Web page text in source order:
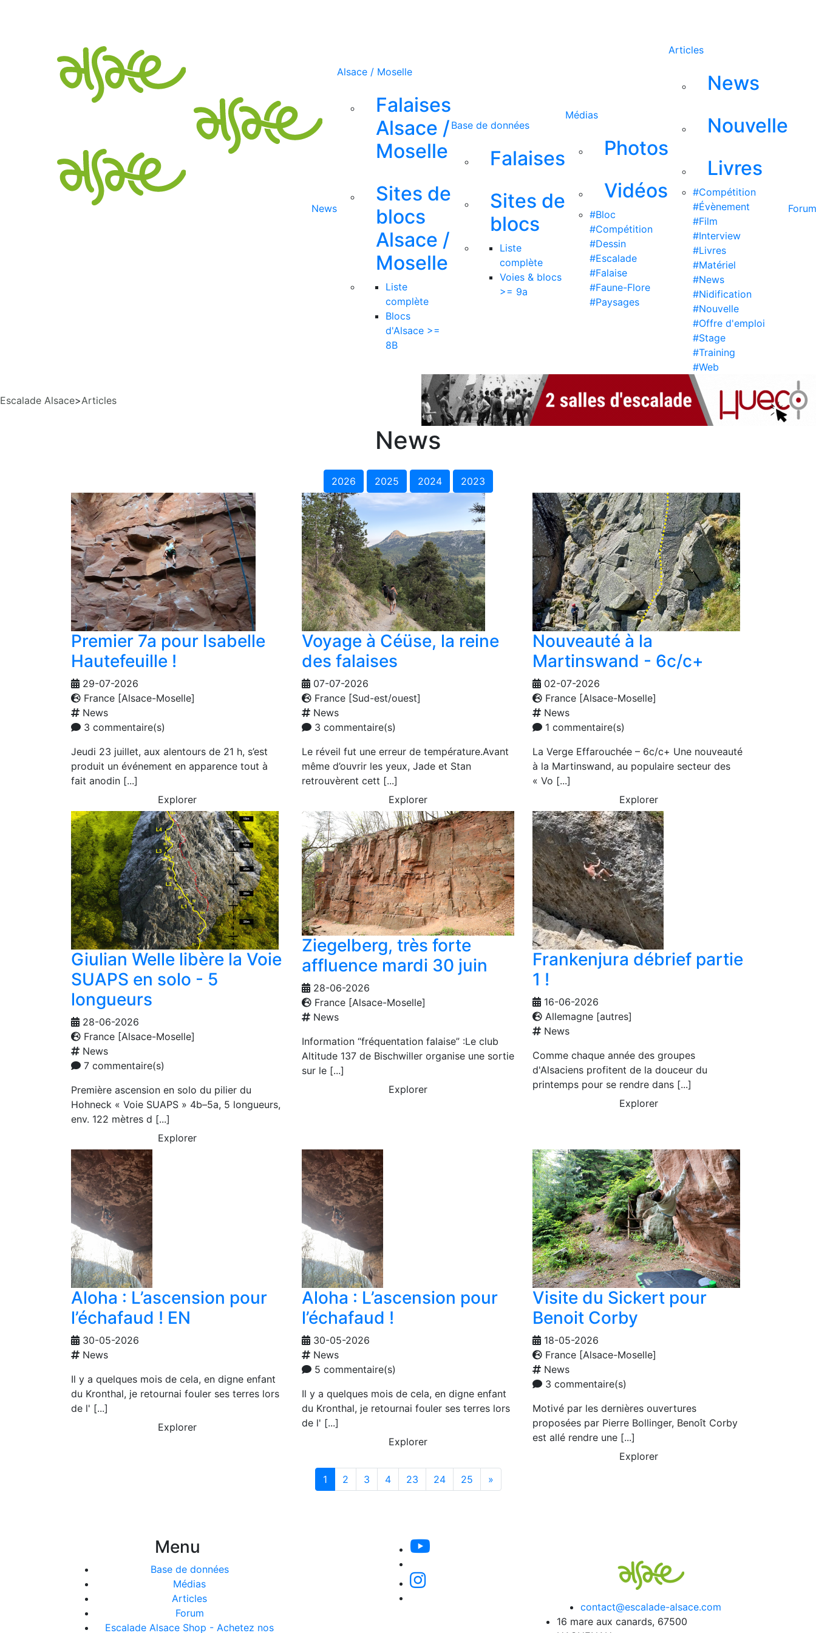
News
Alsace / Moselle
Falaises
Alsace /
Moselle
Sites de
blocs
Alsace /
Moselle
Liste
complète
Blocs
d'Alsace >=
8B
Base de données
Falaises
Sites de
blocs
Liste
complète
Voies & blocs
>= 9a
Médias
Photos
Vidéos
#Bloc
#Compétition
#Dessin
#Escalade
#Falaise
#Faune-Flore
#Paysages
Articles
News
Nouvelle
Livres
#Compétition
#Évènement
#Film
#Interview
#Livres
#Matériel
#News
#Nidification
#Nouvelle
#Offre d'emploi
#Stage
#Training
#Web
Forum
Escalade Alsace>Articles
News
2026 2025 2024 2023
Premier 7a pour Isabelle
Hautefeuille !
29-07-2026
France [Alsace-Moselle]
News
3 commentaire(s)
Jeudi 23 juillet, aux alentours de 21 h, s’est
produit un événement en apparence tout à
fait anodin [...]
Explorer
Voyage à Céüse, la reine
des falaises
07-07-2026
France [Sud-est/ouest]
News
3 commentaire(s)
Le réveil fut une erreur de température.Avant
même d’ouvrir les yeux, Jade et Stan
retrouvèrent cett [...]
Explorer
Nouveauté à la
Martinswand - 6c/c+
02-07-2026
France [Alsace-Moselle]
News
1 commentaire(s)
La Verge Effarouchée – 6c/c+ Une nouveauté
à la Martinswand, au populaire secteur des
« Vo [...]
Explorer
Giulian Welle libère la Voie
SUAPS en solo - 5
longueurs
28-06-2026
France [Alsace-Moselle]
News
7 commentaire(s)
Première ascension en solo du pilier du
Hohneck « Voie SUAPS » 4b–5a, 5 longueurs,
env. 122 mètres d [...]
Explorer
Ziegelberg, très forte
affluence mardi 30 juin
28-06-2026
France [Alsace-Moselle]
News
Information “fréquentation falaise” :Le club
Altitude 137 de Bischwiller organise une sortie
sur le [...]
Explorer
Frankenjura débrief partie
1 !
16-06-2026
Allemagne [autres]
News
Comme chaque année des groupes
d'Alsaciens profitent de la douceur du
printemps pour se rendre dans [...]
Explorer
Aloha : L’ascension pour
l’échafaud ! EN
30-05-2026
News
Il y a quelques mois de cela, en digne enfant
du Kronthal, je retournai fouler ses terres lors
de l' [...]
Explorer
Aloha : L’ascension pour
l’échafaud !
30-05-2026
News
5 commentaire(s)
Il y a quelques mois de cela, en digne enfant
du Kronthal, je retournai fouler ses terres lors
de l' [...]
Explorer
Visite du Sickert pour
Benoit Corby
18-05-2026
France [Alsace-Moselle]
News
3 commentaire(s)
Motivé par les dernières ouvertures
proposées par Pierre Bollinger, Benoît Corby
est allé rendre une [...]
Explorer
1
2 3 4 23 24 25 »Suivante
Menu
Base de données
Médias
Articles
Forum
Escalade Alsace Shop - Achetez nos
contact@escalade-alsace.com
16 mare aux canards, 67500